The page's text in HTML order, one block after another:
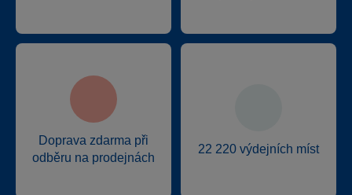
Doprava zdarma při
odběru na prodejnách
22 220 výdejních míst